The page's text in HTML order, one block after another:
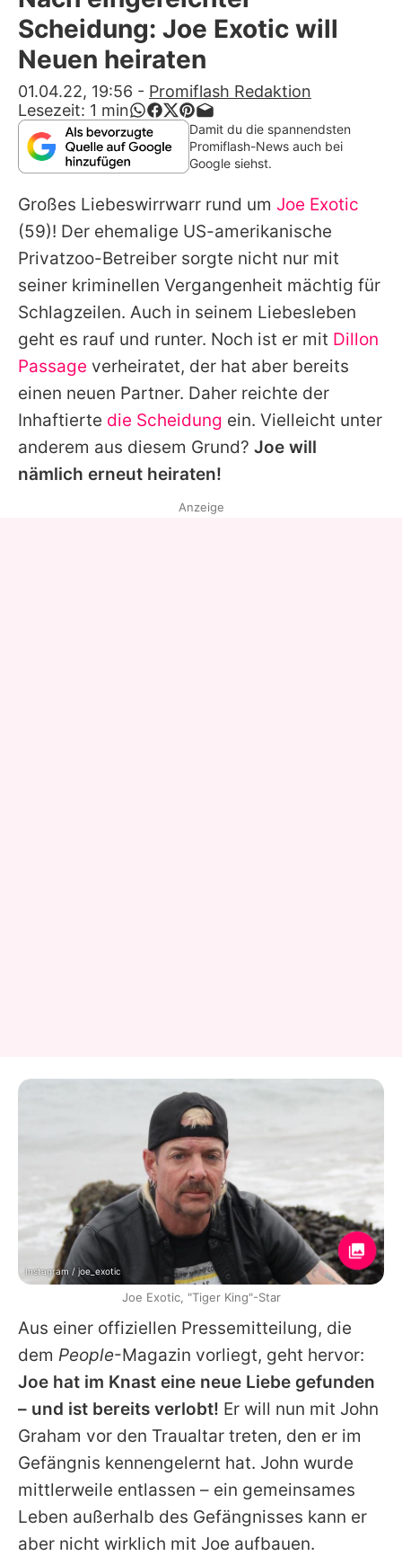
Alle Themen auf Promiflash
App runterladen
Team
Redaktionelle Richtlinien
Impressum
Datenschutzerklärung
Nutzungsbedingungen
Utiq verwalten
Scheidung: Joe Exotic will
Neuen heiraten
01.04.22, 19:56 - Promiflash Redaktion
Lesezeit: 1 min
Damit du die spannendsten
Promiflash-News auch bei
Google siehst.
Großes Liebeswirrwarr rund um Joe Exotic
(59)! Der ehemalige US-amerikanische
Privatzoo-Betreiber sorgte nicht nur mit
seiner kriminellen Vergangenheit mächtig für
Schlagzeilen. Auch in seinem Liebesleben
geht es rauf und runter. Noch ist er mit Dillon
Passage verheiratet, der hat aber bereits
einen neuen Partner. Daher reichte der
Inhaftierte die Scheidung ein. Vielleicht unter
anderem aus diesem Grund? Joe will
nämlich erneut heiraten!
Aus einer offiziellen Pressemitteilung, die
dem People-Magazin vorliegt, geht hervor:
Joe hat im Knast eine neue Liebe gefunden
– und ist bereits verlobt! Er will nun mit John
Graham vor den Traualtar treten, den er im
Gefängnis kennengelernt hat. John wurde
mittlerweile entlassen – ein gemeinsames
Leben außerhalb des Gefängnisses kann er
aber nicht wirklich mit Joe aufbauen.
Anzeige
Instagram / joe_exotic
Joe Exotic, "Tiger King"-Star